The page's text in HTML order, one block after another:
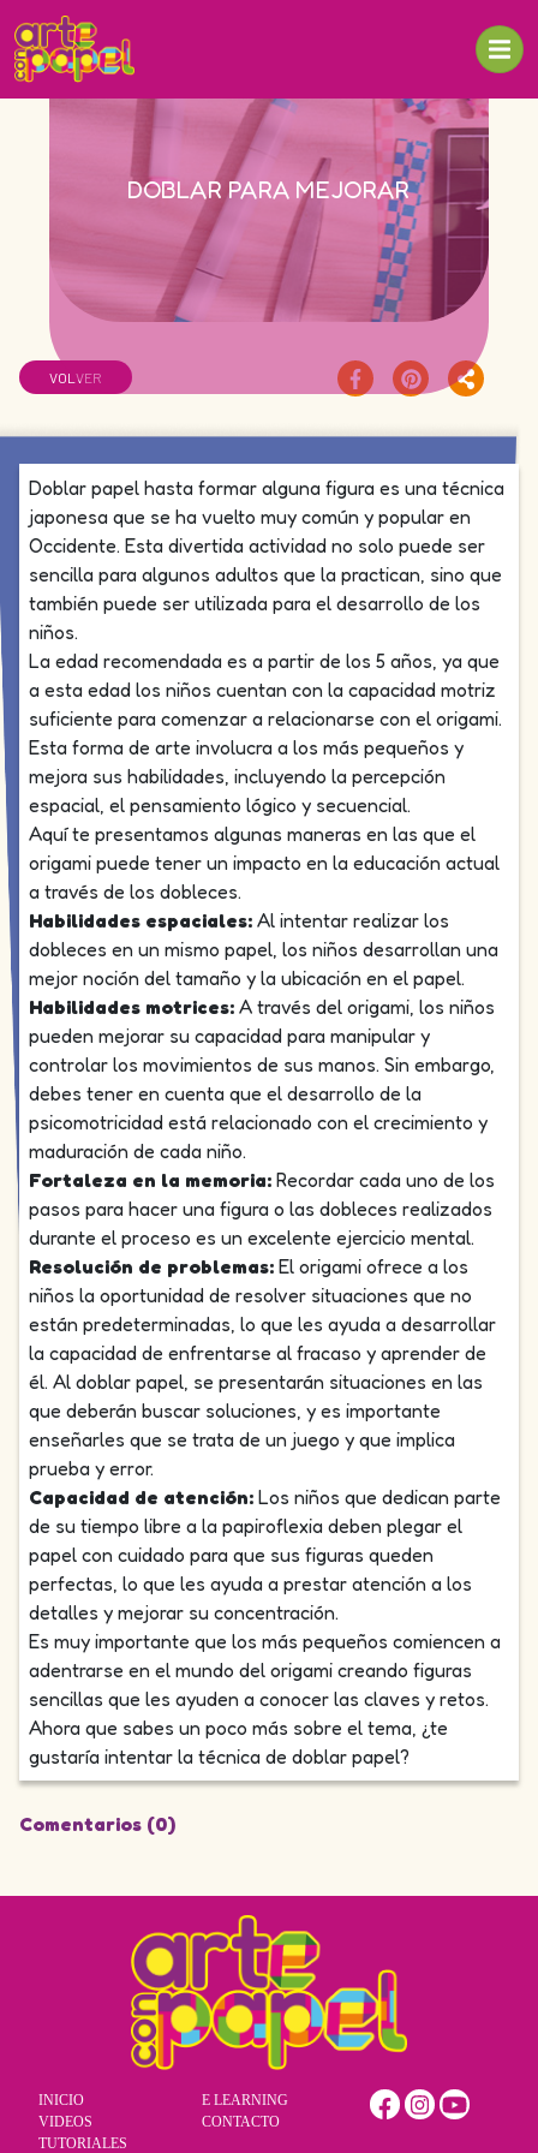
DOBLAR PARA MEJORAR
VOLVER
Doblar papel hasta formar alguna figura es una técnica
japonesa que se ha vuelto muy común y popular en
Occidente. Esta divertida actividad no solo puede ser
sencilla para algunos adultos que la practican, sino que
también puede ser utilizada para el desarrollo de los
niños.
La edad recomendada es a partir de los 5 años, ya que
a esta edad los niños cuentan con la capacidad motriz
suficiente para comenzar a relacionarse con el origami.
Esta forma de arte involucra a los más pequeños y
mejora sus habilidades, incluyendo la percepción
espacial, el pensamiento lógico y secuencial.
Aquí te presentamos algunas maneras en las que el
origami puede tener un impacto en la educación actual
a través de los dobleces.
Habilidades espaciales: Al intentar realizar los
dobleces en un mismo papel, los niños desarrollan una
mejor noción del tamaño y la ubicación en el papel.
Habilidades motrices: A través del origami, los niños
pueden mejorar su capacidad para manipular y
controlar los movimientos de sus manos. Sin embargo,
debes tener en cuenta que el desarrollo de la
psicomotricidad está relacionado con el crecimiento y
maduración de cada niño.
Fortaleza en la memoria: Recordar cada uno de los
pasos para hacer una figura o las dobleces realizados
durante el proceso es un excelente ejercicio mental.
Resolución de problemas: El origami ofrece a los
niños la oportunidad de resolver situaciones que no
están predeterminadas, lo que les ayuda a desarrollar
la capacidad de enfrentarse al fracaso y aprender de
él. Al doblar papel, se presentarán situaciones en las
que deberán buscar soluciones, y es importante
enseñarles que se trata de un juego y que implica
prueba y error.
Capacidad de atención: Los niños que dedican parte
de su tiempo libre a la papiroflexia deben plegar el
papel con cuidado para que sus figuras queden
perfectas, lo que les ayuda a prestar atención a los
detalles y mejorar su concentración.
Es muy importante que los más pequeños comiencen a
adentrarse en el mundo del origami creando figuras
sencillas que les ayuden a conocer las claves y retos.
Ahora que sabes un poco más sobre el tema, ¿te
gustaría intentar la técnica de doblar papel?
Comentarios (0)
INICIO
VIDEOS
TUTORIALES
E LEARNING
CONTACTO